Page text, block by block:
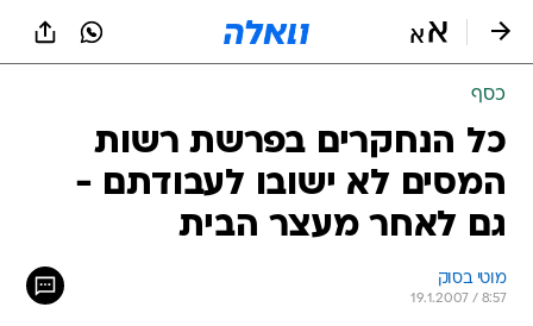
כסף
כל הנחקרים בפרשת רשות
המסים לא ישובו לעבודתם -
גם לאחר מעצר הבית
מוטי בסוק
19.1.2007 / 8:57